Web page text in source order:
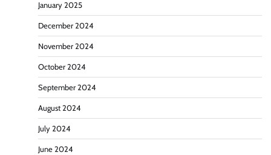
January 2025
December 2024
November 2024
October 2024
September 2024
August 2024
July 2024
June 2024